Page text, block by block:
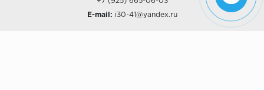
E-mail: i30-41@yandex.ru